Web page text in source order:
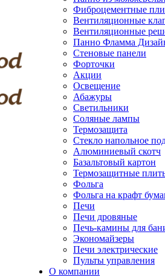
Фиброцементные
Вентиляционные
Вентиляционные
Панно Фламма
Стеновые панели
Форточки
Акции
Освещение
Абажуры
Светильники
Соляные лампы
Термозащита
Стекло напольное
Алюминиевый скотч
Базальтовый картон
Термозащитные
Фольга
Фольга на крафт
Печи
Печи дровяные
Печь-камины для
Экономайзеры
Печи электрические
Пульты управления
О компании